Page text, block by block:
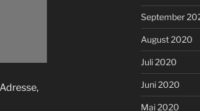
September
August 2020
Juli 2020
Juni 2020
Mai 2020